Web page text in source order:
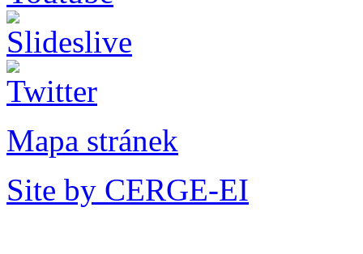
Mapa stránek
Site by CERGE-EI